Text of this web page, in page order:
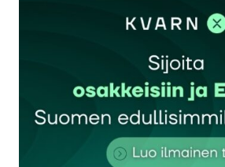
rekisteröityä
Sähköpostiosoitettasi ei julkaista.
kentät on merkitty*